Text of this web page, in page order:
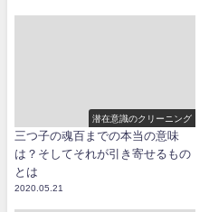
潜在意識のクリーニング
三つ子の魂百までの本当の意味
は？そしてそれが引き寄せるもの
とは
2020.05.21